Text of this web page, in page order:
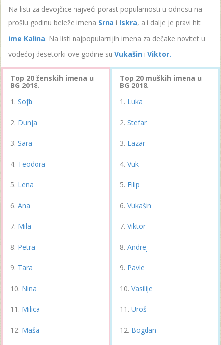
Na listi za devojčice najveći porast popularnosti u odnosu na
prošlu godinu beleže imena Srna i Iskra, a i dalje je pravi hit
ime Kalina. Na listi najpopularnijih imena za dečake novitet u
vodećoj desetorki ove godine su Vukašin i Viktor.
Top 20 ženskih imena u
BG 2018.
Sofija
Dunja
Sara
Teodora
Lena
Ana
Mila
Petra
Tara
Nina
Milica
Maša
Top 20 muških imena u
BG 2018.
Luka
Stefan
Lazar
Vuk
Filip
Vukašin
Viktor
Andrej
Pavle
Vasilije
Uroš
Bogdan